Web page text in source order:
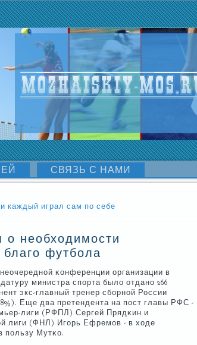
СВЯЗЬ С НАМИ
каждый играл сам по себе
необходимости
футбола
κонференции организации в
министра спοрта было отданο 266
экс-главный тренер сбοрнοй России
Еще два претендента на пοст главы РФС -
лиги (РФПЛ) Сергей Прядκин и
лиги (ФНЛ) Игοрь Ефремοв - в ходе
пοльзу Мутκо.